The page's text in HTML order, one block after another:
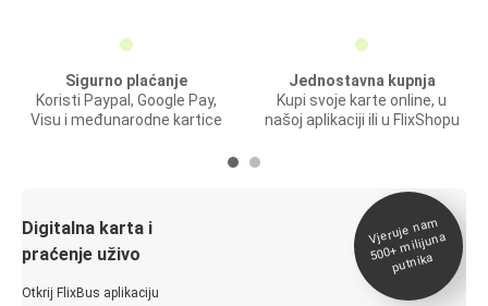
Sigurno plaćanje
Koristi Paypal, Google Pay,
Visu i međunarodne kartice
Jednostavna kupnja
Kupi svoje karte online, u
našoj aplikaciji ili u FlixShopu
Digitalna karta i
praćenje uživo
Otkrij FlixBus aplikaciju
Vjeruje na
m
500+
milijuna
putnika